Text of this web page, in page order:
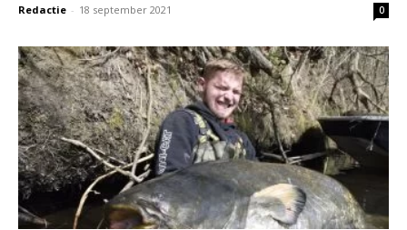
Redactie - 18 september 2021 0